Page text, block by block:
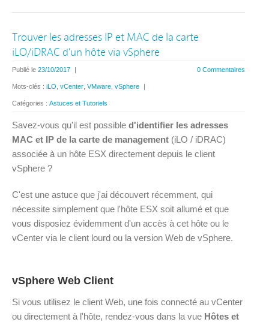
Trouver les adresses IP et MAC de la carte
iLO/iDRAC d’un hôte via vSphere
0 Commentaires
Publié le 23/10/2017 |
Mots-clés : iLO vCenter VMware vSphere |
Catégories : Astuces et Tutoriels
Savez-vous qu'il est possible d'identifier les adresses
MAC et IP de la carte de management (iLO / iDRAC)
associée à un hôte ESX directement depuis le client
vSphere ?
C'est une astuce que j'ai découvert récemment, qui
nécessite simplement que l'hôte ESX soit allumé et que
vous disposiez évidemment d'un accès à cet hôte ou le
vCenter via le client lourd ou la version Web de vSphere.
vSphere Web Client
Si vous utilisez le client Web, une fois connecté au vCenter
ou directement à l'hôte, rendez-vous dans la vue Hôtes et